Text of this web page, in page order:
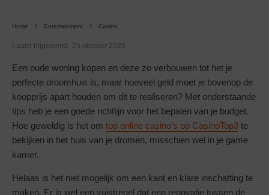
Home Entertainment Casino
Laatst bijgewerkt: 25 oktober 2025
Een oude woning kopen en deze zo verbouwen tot het je
perfecte droomhuis is, maar hoeveel geld moet je bovenop de
koopprijs apart houden om dit te realiseren? Met onderstaande
tips heb je een goede richtlijn voor het bepalen van je budget.
Hoe geweldig is het om top online casino’s op CasinoTop3 te
bekijken in het huis van je dromen, misschien wel in je game
kamer.
Helaas is het niet mogelijk om een kant en klare inschatting te
maken. Er is wel een vuistregel dat een renovatie tussen de